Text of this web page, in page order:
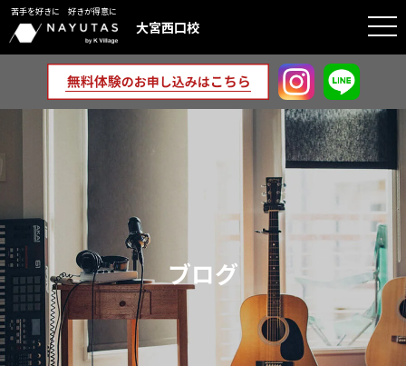
苦手を好きに 好きが得意に
大宮西口校
ブログ